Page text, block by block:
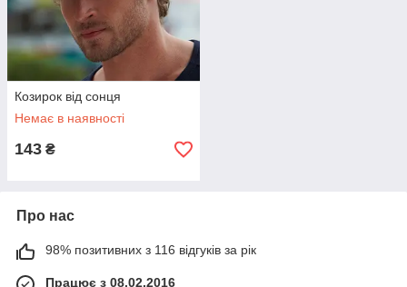
Козирок від сонця
Немає в наявності
143 ₴
Про нас
98% позитивних з 116 відгуків за рік
Працює з 08.02.2016